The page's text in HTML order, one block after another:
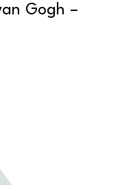
Gogh –